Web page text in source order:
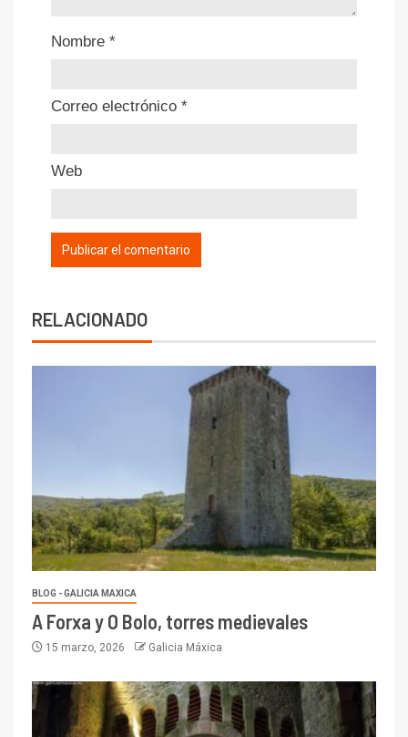
Nombre *
Correo electrónico *
Web
RELACIONADO
BLOG - GALICIA MAXICA
A Forxa y O Bolo, torres medievales
15 marzo, 2026 Galicia Máxica